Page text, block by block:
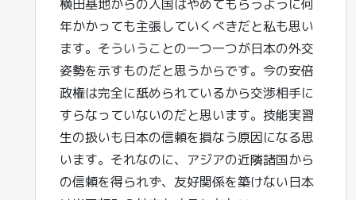
横田基地からの入国はやめてもらうように何
年かかっても主張していくべきだと私も思い
ます。そういうことの一つ一つが日本の外交
姿勢を示すものだと思うからです。今の安倍
政権は完全に舐められているから交渉相手に
すらなっていないのだと思います。技能実習
生の扱いも日本の信頼を損なう原因になる思
います。それなのに、アジアの近隣諸国から
の信頼を得られず、友好関係を築けない日本